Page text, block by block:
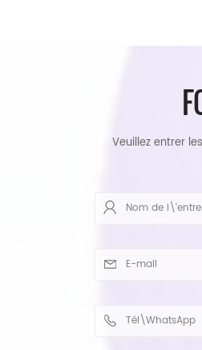
Veuillez entrer